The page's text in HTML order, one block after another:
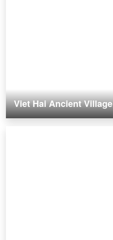
Viet Hai Ancient Village